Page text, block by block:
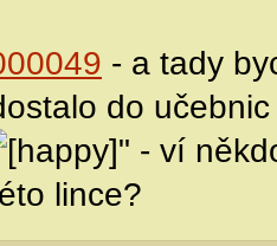
- a tady
do
" - ví
lince?